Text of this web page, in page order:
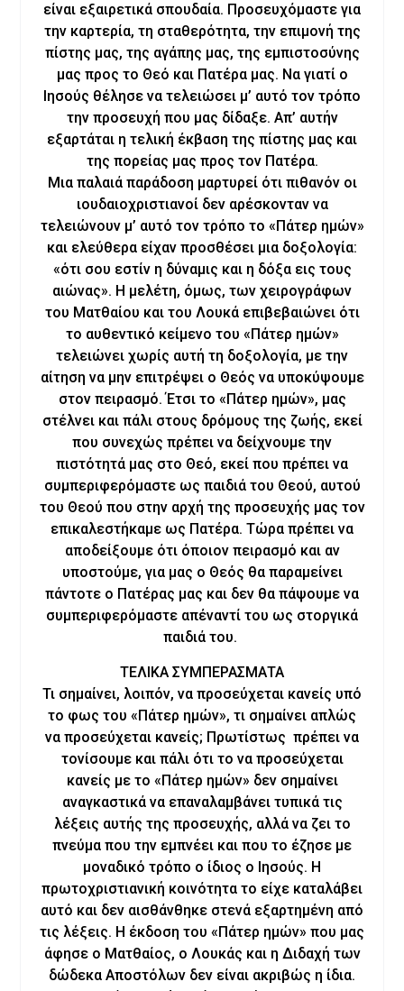
είναι εξαιρετικά σπουδαία. Προσευχόμαστε για
την καρτερία, τη σταθερότητα, την επιμονή της
πίστης μας, της αγάπης μας, της εμπιστοσύνης
μας προς το Θεό και Πατέρα μας. Να γιατί ο
Ιησούς θέλησε να τελειώσει μ’ αυτό τον τρόπο
την προσευχή που μας δίδαξε. Απ’ αυτήν
εξαρτάται η τελική έκβαση της πίστης μας και
της πορείας μας προς τον Πατέρα.
Μια παλαιά παράδοση μαρτυρεί ότι πιθανόν οι
ιουδαιοχριστιανοί δεν αρέσκονταν να
τελειώνουν μ’ αυτό τον τρόπο το «Πάτερ ημών»
και ελεύθερα είχαν προσθέσει μια δοξολογία:
«ότι σου εστίν η δύναμις και η δόξα εις τους
αιώνας». Η μελέτη, όμως, των χειρογράφων
του Ματθαίου και του Λουκά επιβεβαιώνει ότι
το αυθεντικό κείμενο του «Πάτερ ημών»
τελειώνει χωρίς αυτή τη δοξολογία, με την
αίτηση να μην επιτρέψει ο Θεός να υποκύψουμε
στον πειρασμό. Έτσι το «Πάτερ ημών», μας
στέλνει και πάλι στους δρόμους της ζωής, εκεί
που συνεχώς πρέπει να δείχνουμε την
πιστότητά μας στο Θεό, εκεί που πρέπει να
συμπεριφερόμαστε ως παιδιά του Θεού, αυτού
του Θεού που στην αρχή της προσευχής μας τον
επικαλεστήκαμε ως Πατέρα. Τώρα πρέπει να
αποδείξουμε ότι όποιον πειρασμό και αν
υποστούμε, για μας ο Θεός θα παραμείνει
πάντοτε ο Πατέρας μας και δεν θα πάψουμε να
συμπεριφερόμαστε απέναντί του ως στοργικά
παιδιά του.
ΤΕΛΙΚΑ ΣΥΜΠΕΡΑΣΜΑΤΑ
Τι σημαίνει, λοιπόν, να προσεύχεται κανείς υπό
το φως του «Πάτερ ημών», τι σημαίνει απλώς
να προσεύχεται κανείς; Πρωτίστως πρέπει να
τονίσουμε και πάλι ότι το να προσεύχεται
κανείς με το «Πάτερ ημών» δεν σημαίνει
αναγκαστικά να επαναλαμβάνει τυπικά τις
λέξεις αυτής της προσευχής, αλλά να ζει το
πνεύμα που την εμπνέει και που το έζησε με
μοναδικό τρόπο ο ίδιος ο Ιησούς. Η
πρωτοχριστιανική κοινότητα το είχε καταλάβει
αυτό και δεν αισθάνθηκε στενά εξαρτημένη από
τις λέξεις. Η έκδοση του «Πάτερ ημών» που μας
άφησε ο Ματθαίος, ο Λουκάς και η Διδαχή των
δώδεκα Αποστόλων δεν είναι ακριβώς η ίδια.